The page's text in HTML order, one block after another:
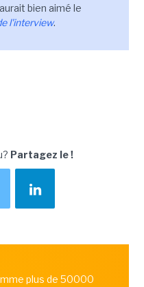
bien aimé le
l'interview.
Partagez le !
plus de 50000